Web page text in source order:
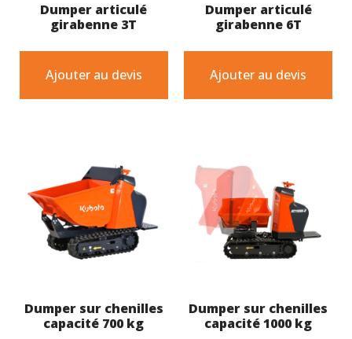
Dumper articulé
girabenne 3T
Ajouter au devis
Dumper articulé
girabenne 6T
Ajouter au devis
Dumper sur chenilles
capacité 700 kg
Dumper sur chenilles
capacité 1000 kg